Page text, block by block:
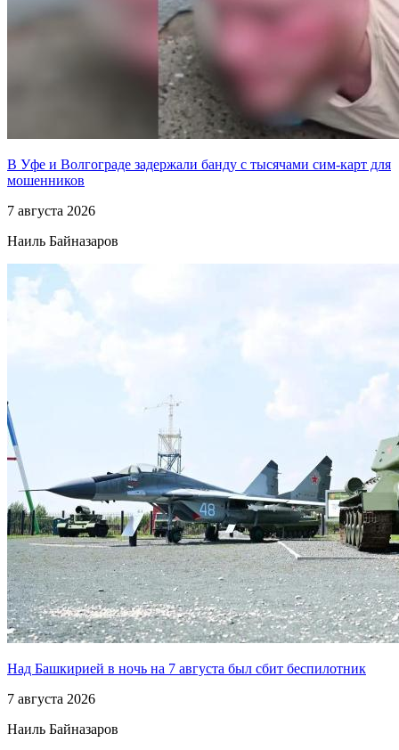
В Уфе и Волгограде задержали банду с тысячами сим-карт для
мошенников
7 августа 2026
Наиль Байназаров
Над Башкирией в ночь на 7 августа был сбит беспилотник
7 августа 2026
Наиль Байназаров